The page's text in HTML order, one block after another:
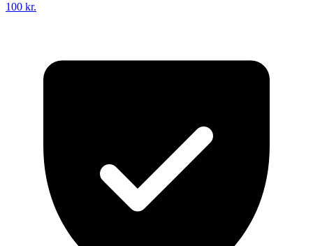
100 kr.